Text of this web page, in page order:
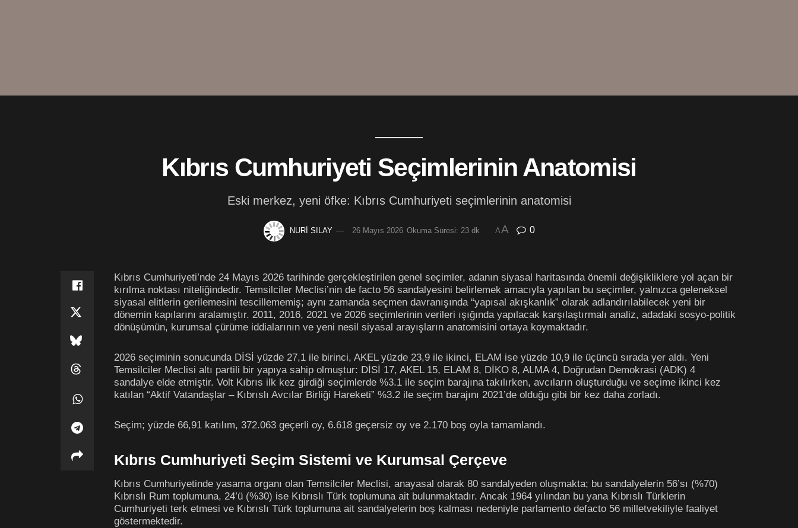
Kıbrıs Cumhuriyeti Seçimlerinin Anatomisi
Eski merkez, yeni öfke: Kıbrıs Cumhuriyeti seçimlerinin anatomisi
NURİ SILAY 26 Mayıs 2026 Okuma Süresi: 23 dk AA 0
Kıbrıs Cumhuriyeti’nde 24 Mayıs 2026 tarihinde gerçekleştirilen genel seçimler, adanın siyasal haritasında önemli değişikliklere yol açan bir
kırılma noktası niteliğindedir. Temsilciler Meclisi’nin de facto 56 sandalyesini belirlemek amacıyla yapılan bu seçimler, yalnızca geleneksel
siyasal elitlerin gerilemesini tescillememiş; aynı zamanda seçmen davranışında “yapısal akışkanlık” olarak adlandırılabilecek yeni bir
dönemin kapılarını aralamıştır. 2011, 2016, 2021 ve 2026 seçimlerinin verileri ışığında yapılacak karşılaştırmalı analiz, adadaki sosyo-politik
dönüşümün, kurumsal çürüme iddialarının ve yeni nesil siyasal arayışların anatomisini ortaya koymaktadır.
2026 seçiminin sonucunda DİSİ yüzde 27,1 ile birinci, AKEL yüzde 23,9 ile ikinci, ELAM ise yüzde 10,9 ile üçüncü sırada yer aldı. Yeni
Temsilciler Meclisi altı partili bir yapıya sahip olmuştur: DİSİ 17, AKEL 15, ELAM 8, DİKO 8, ALMA 4, Doğrudan Demokrasi (ADK) 4
sandalye elde etmiştir. Volt Kıbrıs ilk kez girdiği seçimlerde %3.1 ile seçim barajına takılırken, avcıların oluşturduğu ve seçime ikinci kez
katılan “Aktif Vatandaşlar – Kıbrıslı Avcılar Birliği Hareketi” %3.2 ile seçim barajını 2021’de olduğu gibi bir kez daha zorladı.
Seçim; yüzde 66,91 katılım, 372.063 geçerli oy, 6.618 geçersiz oy ve 2.170 boş oyla tamamlandı.
Kıbrıs Cumhuriyeti Seçim Sistemi ve Kurumsal Çerçeve
Kıbrıs Cumhuriyetinde yasama organı olan Temsilciler Meclisi, anayasal olarak 80 sandalyeden oluşmakta; bu sandalyelerin 56’sı (%70)
Kıbrıslı Rum toplumuna, 24’ü (%30) ise Kıbrıslı Türk toplumuna ait bulunmaktadır. Ancak 1964 yılından bu yana Kıbrıslı Türklerin
Cumhuriyeti terk etmesi ve Kıbrıslı Türk toplumuna ait sandalyelerin boş kalması nedeniyle parlamento defacto 56 milletvekiliyle faaliyet
göstermektedir.